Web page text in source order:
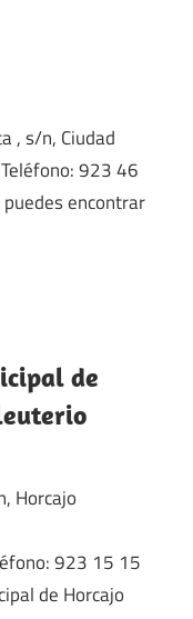
, s/n, Ciudad
923 46
encontrar
de
Horcajo
923 15 15
de Horcajo